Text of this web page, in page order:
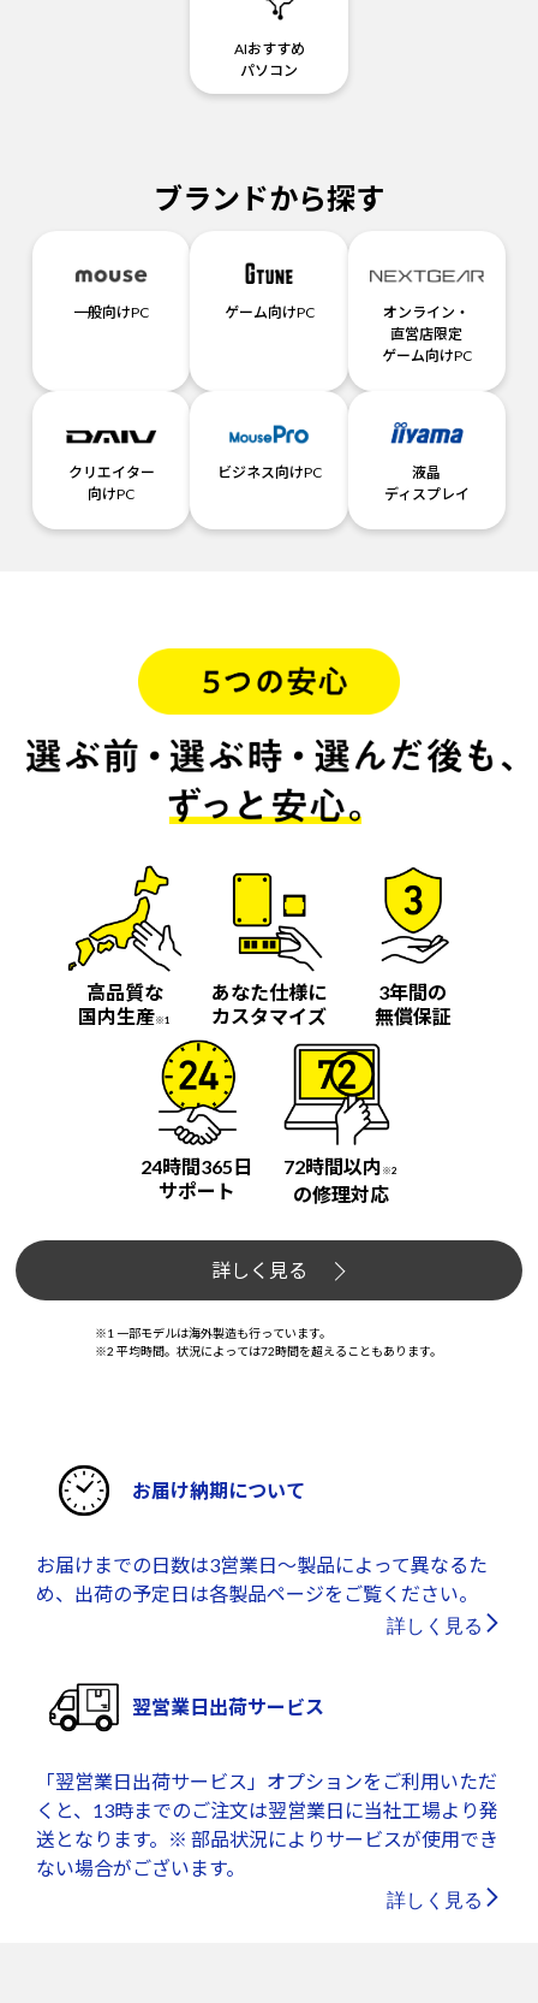
AIおすすめ
パソコン
ブランドから探す
一般向けPC ゲーム向けPC
オンライン・
直営店限定
ゲーム向けPC
クリエイター
向けPC
ビジネス向けPC
液晶
ディスプレイ
高品質な
国内生産※1
あなた仕様に
カスタマイズ
3年間の
無償保証
24時間365日
サポート
72時間以内 ※2
の修理対応
詳しく見る
※1 一部モデルは海外製造も行っています。
※2 平均時間。状況によっては72時間を超えることもあります。
お届け納期について
お届けまでの日数は3営業日～製品によって異なるた
め、出荷の予定日は各製品ページをご覧ください。
詳しく見る
翌営業日出荷サービス
「翌営業日出荷サービス」オプションをご利用いただ
くと、13時までのご注文は翌営業日に当社工場より発
送となります。※ 部品状況によりサービスが使用でき
ない場合がございます。
詳しく見る